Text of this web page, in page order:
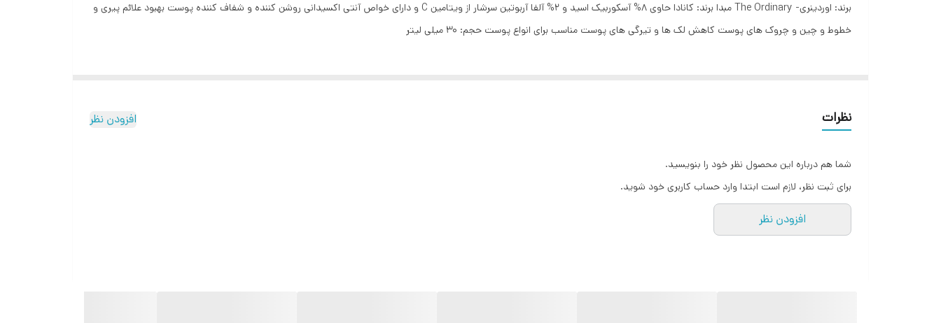
برند: اوردینری- The Ordinary مبدا برند: کانادا حاوی 8% آسکوربیک اسید و 2% آلفا آربوتین سرشار از ویتامین C و دارای خواص آنتی اکسیدانی روشن کننده و شفاف کننده پوست بهبود علائم پیری و
خطوط و چین و چروک های پوست کاهش لک ها و تیرگی های پوست مناسب برای انواع پوست حجم: 30 میلی لیتر
نظرات افزودن نظر
شما هم درباره این محصول نظر خود را بنویسید.
برای ثبت نظر، لازم است ابتدا وارد حساب کاربری خود شوید.
افزودن نظر